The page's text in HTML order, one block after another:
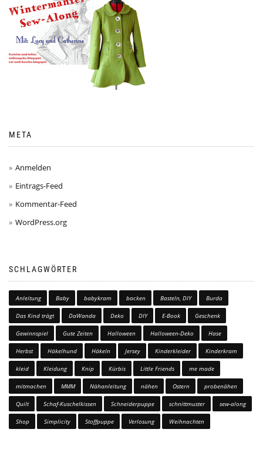
META
Anmelden
Eintrags-Feed
Kommentar-Feed
WordPress.org
SCHLAGWÖRTER
Anleitung Baby babykram backen Basteln, DIY Burda
Das Kind trägt DaWanda Deko DIY E-Book Geschenk
Gewinnspiel Gute Zeiten Halloween Halloween-Deko Hase
Herbst Häkelhund Häkeln Jersey Kinderkleider Kinderkram
kleid Kleidung Knip Kürbis Little Friends me made
mitmachen MMM Nähanleitung nähen Ostern probenähen
Quilt Schaf-Kuschelkissen Schneiderpuppe schnittmuster sew-along
Shop Simplicity Stoffpuppe Verlosung Weihnachten